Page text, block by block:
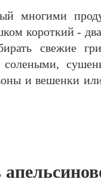
многими
короткий -
свежие
солеными,
и вешенки